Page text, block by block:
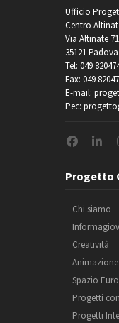
Ufficio
Centro
Via Altinate 71
35121 Padova
Tel: 049
Fax: 049
E-mail:
Pec:
Progetto
Chi siamo
Creatività
Animazione
Spazio
Progetti
Progetti